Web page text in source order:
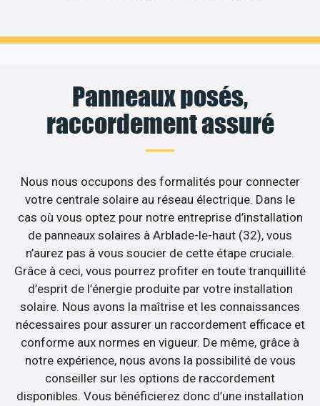
Panneaux posés,
raccordement assuré
Nous nous occupons des formalités pour connecter
votre centrale solaire au réseau électrique. Dans le
cas où vous optez pour notre entreprise d’installation
de panneaux solaires à Arblade-le-haut (32), vous
n’aurez pas à vous soucier de cette étape cruciale.
Grâce à ceci, vous pourrez profiter en toute tranquillité
d’esprit de l’énergie produite par votre installation
solaire. Nous avons la maîtrise et les connaissances
nécessaires pour assurer un raccordement efficace et
conforme aux normes en vigueur. De même, grâce à
notre expérience, nous avons la possibilité de vous
conseiller sur les options de raccordement
disponibles. Vous bénéficierez donc d’une installation